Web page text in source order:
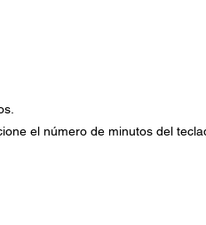
el número de minutos del